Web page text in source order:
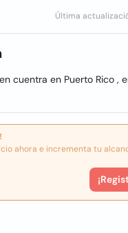
Última
cuentra en Puerto Rico ,
ahora e incrementa tu